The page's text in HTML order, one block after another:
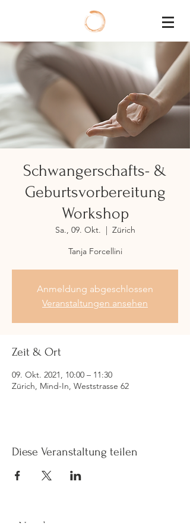
Schwangerschafts- &
Geburtsvorbereitung
Workshop
Sa., 09. Okt.
  |
Zürich
Tanja Forcellini
Anmeldung abgeschlossen
Veranstaltungen ansehen
Zeit & Ort
09. Okt. 2021, 10:00 – 11:30
Zürich, Mind-In, Weststrasse 62
Diese Veranstaltung teilen
Newsletter